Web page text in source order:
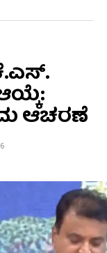
ಆಚರಣೆ